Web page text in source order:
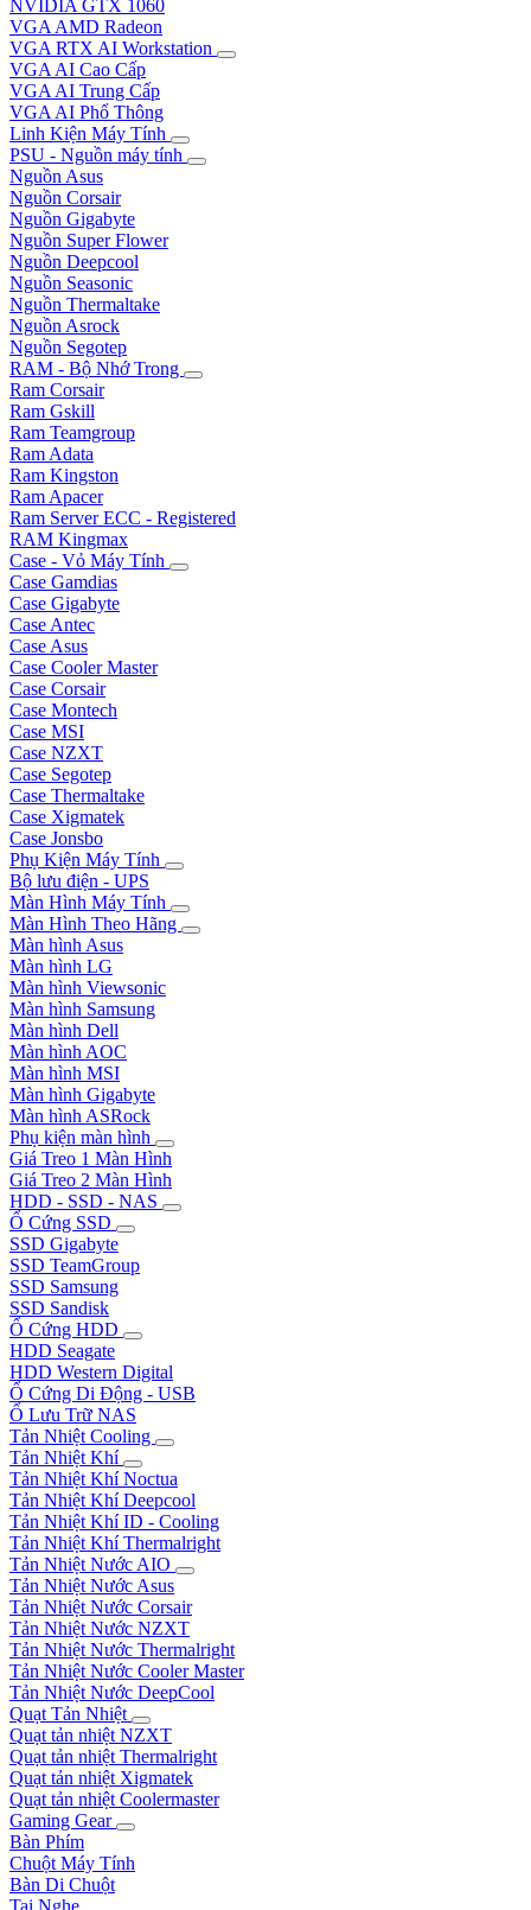
NVIDIA GTX 1060
VGA AMD Radeon
VGA RTX AI Workstation
VGA AI Cao Cấp
VGA AI Trung Cấp
VGA AI Phổ Thông
Linh Kiện Máy Tính
PSU - Nguồn máy tính
Nguồn Asus
Nguồn Corsair
Nguồn Gigabyte
Nguồn Super Flower
Nguồn Deepcool
Nguồn Seasonic
Nguồn Thermaltake
Nguồn Asrock
Nguồn Segotep
RAM - Bộ Nhớ Trong
Ram Corsair
Ram Gskill
Ram Teamgroup
Ram Adata
Ram Kingston
Ram Apacer
Ram Server ECC - Registered
RAM Kingmax
Case - Vỏ Máy Tính
Case Gamdias
Case Gigabyte
Case Antec
Case Asus
Case Cooler Master
Case Corsair
Case Montech
Case MSI
Case NZXT
Case Segotep
Case Thermaltake
Case Xigmatek
Case Jonsbo
Phụ Kiện Máy Tính
Bộ lưu điện - UPS
Màn Hình Máy Tính
Màn Hình Theo Hãng
Màn hình Asus
Màn hình LG
Màn hình Viewsonic
Màn hình Samsung
Màn hình Dell
Màn hình AOC
Màn hình MSI
Màn hình Gigabyte
Màn hình ASRock
Phụ kiện màn hình
Giá Treo 1 Màn Hình
Giá Treo 2 Màn Hình
HDD - SSD - NAS
Ổ Cứng SSD
SSD Gigabyte
SSD TeamGroup
SSD Samsung
SSD Sandisk
Ổ Cứng HDD
HDD Seagate
HDD Western Digital
Ổ Cứng Di Động - USB
Ổ Lưu Trữ NAS
Tản Nhiệt Cooling
Tản Nhiệt Khí
Tản Nhiệt Khí Noctua
Tản Nhiệt Khí Deepcool
Tản Nhiệt Khí ID - Cooling
Tản Nhiệt Khí Thermalright
Tản Nhiệt Nước AIO
Tản Nhiệt Nước Asus
Tản Nhiệt Nước Corsair
Tản Nhiệt Nước NZXT
Tản Nhiệt Nước Thermalright
Tản Nhiệt Nước Cooler Master
Tản Nhiệt Nước DeepCool
Quạt Tản Nhiệt
Quạt tản nhiệt NZXT
Quạt tản nhiệt Thermalright
Quạt tản nhiệt Xigmatek
Quạt tản nhiệt Coolermaster
Gaming Gear
Bàn Phím
Chuột Máy Tính
Bàn Di Chuột
Tai Nghe